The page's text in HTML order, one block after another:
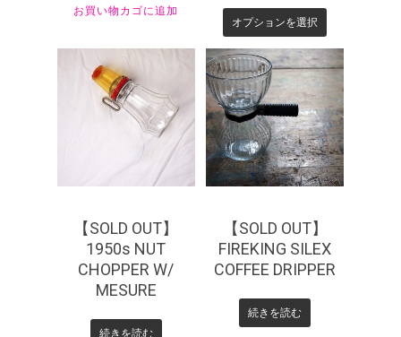
お買い物カゴに追加
オプションを選択
【SOLD OUT】
1950s NUT
CHOPPER W/
MESURE
続きを読む
¥0
【SOLD OUT】
FIREKING SILEX
COFFEE DRIPPER
続きを読む